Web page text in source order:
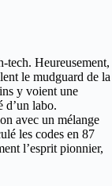
tech. Heureusement,
le mudguard de la
y voient une
d’un labo.
avec un mélange
les codes en 87
l’esprit pionnier,